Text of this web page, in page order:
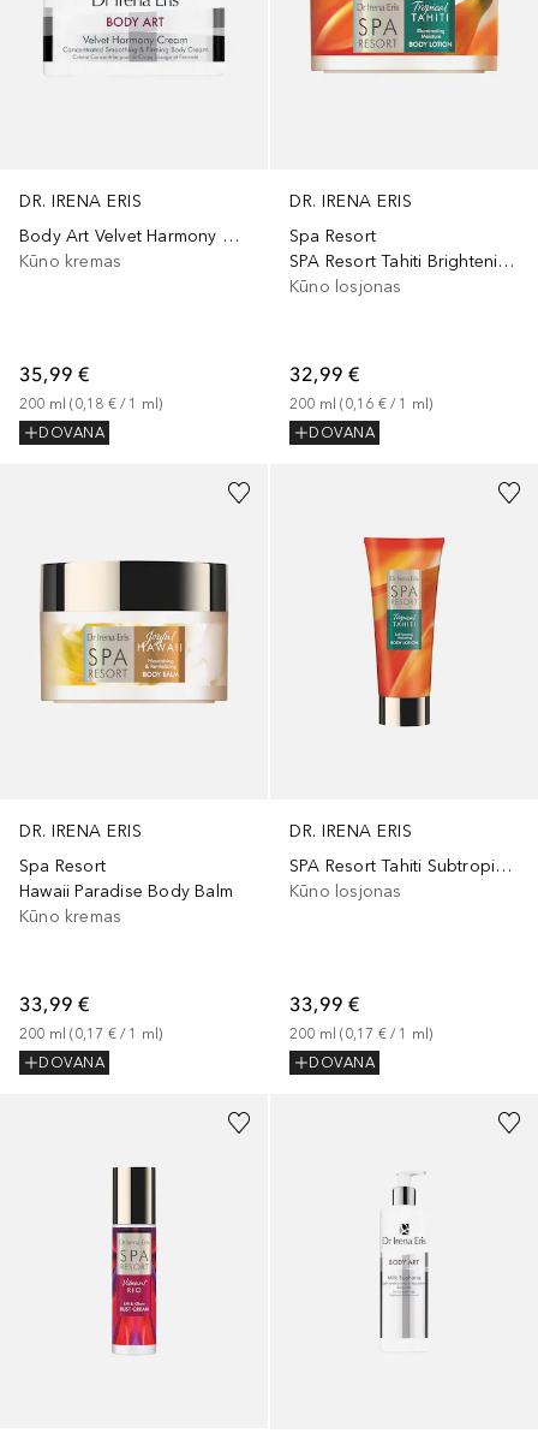
DR. IRENA ERIS
Body Art Velvet Harmony Cream
Kūno kremas
35,99 €
200 ml (0,18 € / 1 ml)
DOVANA
DR. IRENA ERIS
Spa Resort
SPA Resort Tahiti Brightening Lotion
Kūno losjonas
32,99 €
200 ml (0,16 € / 1 ml)
DOVANA
DR. IRENA ERIS
Spa Resort
Hawaii Paradise Body Balm
Kūno kremas
33,99 €
200 ml (0,17 € / 1 ml)
DOVANA
DR. IRENA ERIS
SPA Resort Tahiti Subtropical Self-Tan Lotion
Kūno losjonas
33,99 €
200 ml (0,17 € / 1 ml)
DOVANA